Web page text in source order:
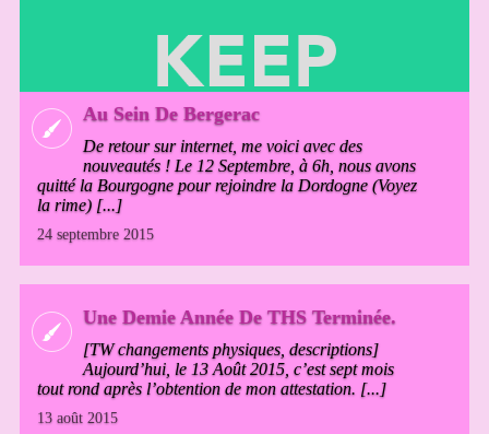
Au Sein De Bergerac
De retour sur internet, me voici avec des
nouveautés ! Le 12 Septembre, à 6h, nous avons
quitté la Bourgogne pour rejoindre la Dordogne (Voyez
la rime) [...]
24 septembre 2015
Une Demie Année De THS Terminée.
[TW changements physiques, descriptions]
Aujourd’hui, le 13 Août 2015, c’est sept mois
tout rond après l’obtention de mon attestation. [...]
13 août 2015